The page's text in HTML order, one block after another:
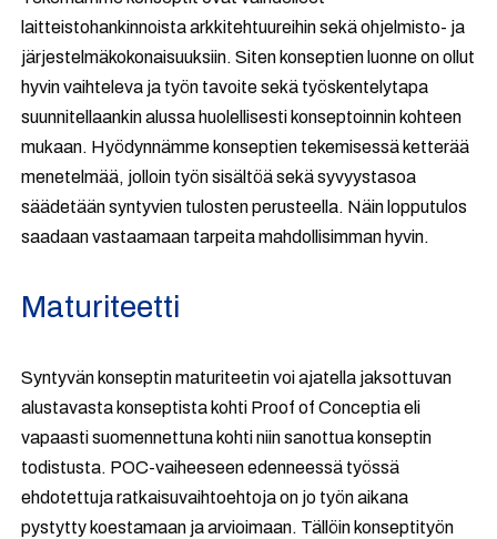
laitteistohankinnoista arkkitehtuureihin sekä ohjelmisto- ja
järjestelmäkokonaisuuksiin. Siten konseptien luonne on ollut
hyvin vaihteleva ja työn tavoite sekä työskentelytapa
suunnitellaankin alussa huolellisesti konseptoinnin kohteen
mukaan. Hyödynnämme konseptien tekemisessä ketterää
menetelmää, jolloin työn sisältöä sekä syvyystasoa
säädetään syntyvien tulosten perusteella. Näin lopputulos
saadaan vastaamaan tarpeita mahdollisimman hyvin.
Maturiteetti
Syntyvän konseptin maturiteetin voi ajatella jaksottuvan
alustavasta konseptista kohti Proof of Conceptia eli
vapaasti suomennettuna kohti niin sanottua konseptin
todistusta. POC-vaiheeseen edenneessä työssä
ehdotettuja ratkaisuvaihtoehtoja on jo työn aikana
pystytty koestamaan ja arvioimaan. Tällöin konseptityön